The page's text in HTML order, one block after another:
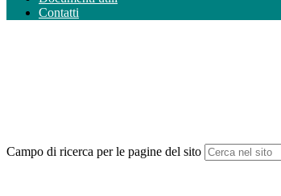
Contatti
Campo di ricerca per le pagine del sito